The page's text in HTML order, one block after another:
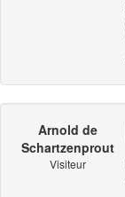
Arnold de
Schartzenprout
Visiteur